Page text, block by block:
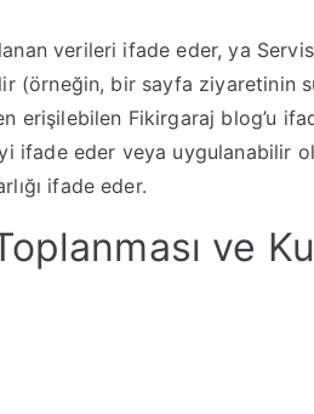
verileri ifade eder, ya
(örneğin, bir sayfa ziyaretinin
erişilebilen Fikirgaraj blog’u
ifade eder veya uygulanabilir
ifade eder.
ve